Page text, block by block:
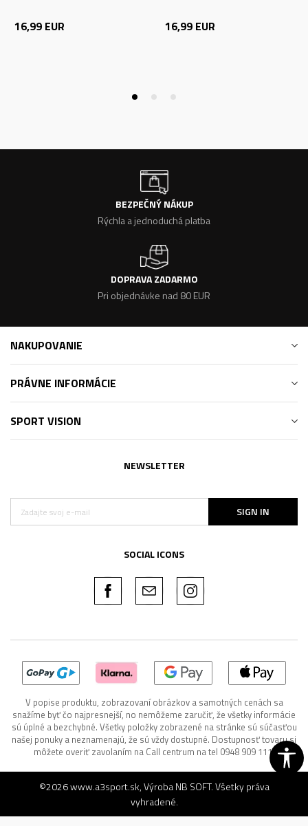
16,99 EUR 16,99 EUR
BEZPEČNÝ NÁKUP
Rýchla a jednoduchá platba
DOPRAVA ZADARMO
Pri objednávke nad 80 EUR
NAKUPOVANIE
PRÁVNE INFORMÁCIE
SPORT VISION
NEWSLETTER
SIGN IN
SOCIAL ICONS
V popise produktu, zobrazovaní obrázkov a samotných cenách sa
snažíme byť čo najpresnejší, no nemôžeme zaručiť, že všetky informácie
sú úplné a bezchybné. Všetky položky zobrazené na stránke sú súčasťou
našej ponuky a neznamenajú, že sú vždy dostupné. Dostupnosť tovaru si
môžete overiť zavolaním na Call centrum na tel 0948 909 111.
©2026www.a3sport.sk, VýrobaNB SOFT. Všetky práva
vyhradené.